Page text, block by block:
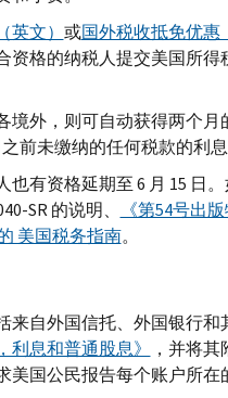
文） 或国外税收抵免优惠
格的纳税人提交美国所
外，则可自动获得两个月
前未缴纳的任何税款的利息
有资格延期至 6 月 15 日
SR的说明、
《第54号出
美国税务指南。
自外国信托、外国银行
利息和普通股息》 ，并将
国公民报告每个账户所在